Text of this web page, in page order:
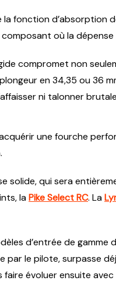
la fonction
où la
compromet non
en 34,35 ou 36
ni talonner
une fourche
solide, qui sera
laPike Select RC. La
d’entrée de
par le pilote, surpasse
faire évoluer ensuite